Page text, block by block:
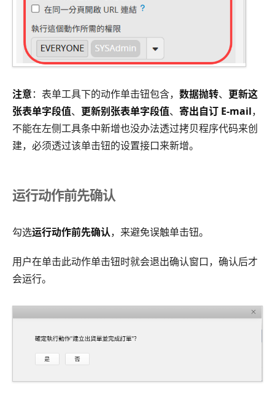
注意：表单工具下的动作单击钮包含， 数据抛转、 更新这
张表单字段值、 更新别张表单字段值、 寄出自订 E-mail，
不能在左侧工具条中新增也没办法透过拷贝程序代码来创
建，必须透过该单击钮的设置接口来新增。
运行动作前先确认
勾选运行动作前先确认，来避免误触单击钮。
用户在单击此动作单击钮时就会退出确认窗口，确认后才
会运行。